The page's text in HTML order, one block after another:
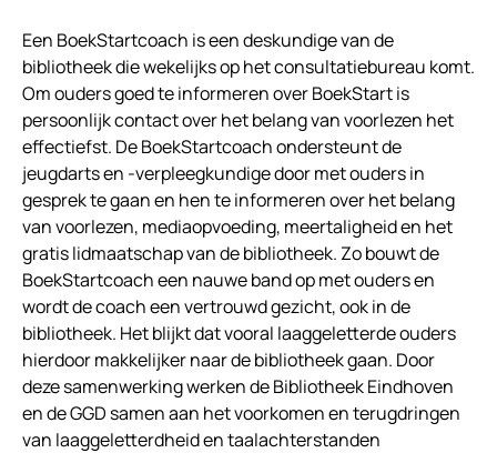
Een BoekStartcoach is een deskundige van de
bibliotheek die wekelijks op het consultatiebureau komt.
Om ouders goed te informeren over BoekStart is
persoonlijk contact over het belang van voorlezen het
effectiefst. De BoekStartcoach ondersteunt de
jeugdarts en -verpleegkundige door met ouders in
gesprek te gaan en hen te informeren over het belang
van voorlezen, mediaopvoeding, meertaligheid en het
gratis lidmaatschap van de bibliotheek. Zo bouwt de
BoekStartcoach een nauwe band op met ouders en
wordt de coach een vertrouwd gezicht, ook in de
bibliotheek. Het blijkt dat vooral laaggeletterde ouders
hierdoor makkelijker naar de bibliotheek gaan. Door
deze samenwerking werken de Bibliotheek Eindhoven
en de GGD samen aan het voorkomen en terugdringen
van laaggeletterdheid en taalachterstanden